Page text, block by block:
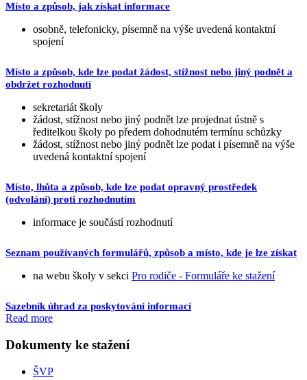
Místo a způsob, jak získat informace
osobně, telefonicky, písemně na výše uvedená kontaktní
spojení
Místo a způsob, kde lze podat žádost, stížnost nebo jiný podnět a
obdržet rozhodnutí
sekretariát školy
žádost, stížnost nebo jiný podnět lze projednat ústně s
ředitelkou školy po předem dohodnutém termínu schůzky
žádost, stížnost nebo jiný podnět lze podat i písemně na výše
uvedená kontaktní spojení
Místo, lhůta a způsob, kde lze podat opravný prostředek
(odvolání) proti rozhodnutím
informace je součástí rozhodnutí
Seznam používaných formulářů, způsob a místo, kde je lze získat
na webu školy v sekci Pro rodiče - Formuláře ke stažení
Sazebník úhrad za poskytování informací
Read more
Dokumenty ke stažení
ŠVP